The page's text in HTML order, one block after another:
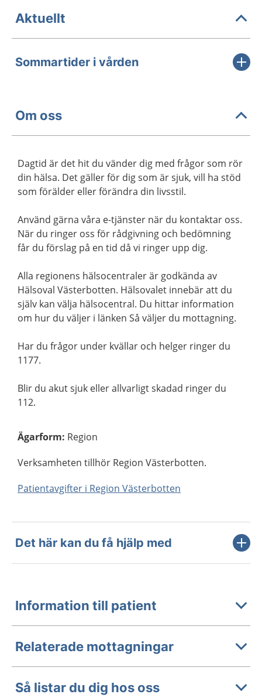
Aktuellt
Sommartider i vården
Om oss
Dagtid är det hit du vänder dig med frågor som rör
din hälsa. Det gäller för dig som är sjuk, vill ha stöd
som förälder eller förändra din livsstil.
Använd gärna våra e-tjänster när du kontaktar oss.
När du ringer oss för rådgivning och bedömning
får du förslag på en tid då vi ringer upp dig.
Alla regionens hälsocentraler är godkända av
Hälsoval Västerbotten. Hälsovalet innebär att du
själv kan välja hälsocentral. Du hittar information
om hur du väljer i länken Så väljer du mottagning.
Har du frågor under kvällar och helger ringer du
1177.
Blir du akut sjuk eller allvarligt skadad ringer du
112.
Ägarform: Region
Verksamheten tillhör Region Västerbotten.
Patientavgifter i Region Västerbotten
Det här kan du få hjälp med
Information till patient
Relaterade mottagningar
Så listar du dig hos oss